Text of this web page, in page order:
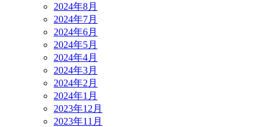
2024年8月
2024年7月
2024年6月
2024年5月
2024年4月
2024年3月
2024年2月
2024年1月
2023年12月
2023年11月